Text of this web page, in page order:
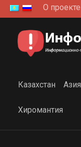
Перейти
к
содержанию
О проекте
Казахстан Азия
Хиромантия